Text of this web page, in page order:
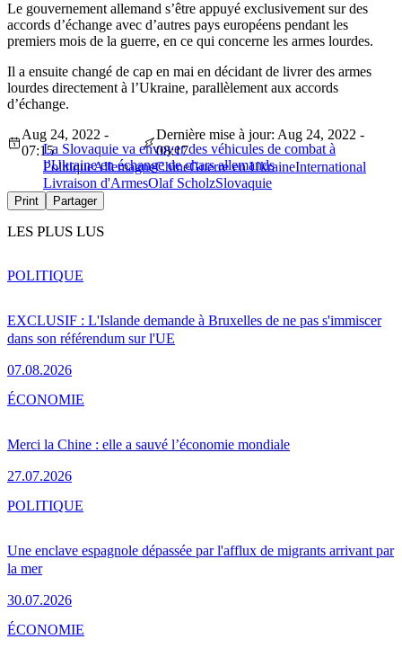
Le gouvernement allemand s’être appuyé exclusivement sur des
accords d’échange avec d’autres pays européens pendant les
premiers mois de la guerre, en ce qui concerne les armes lourdes.
Il a ensuite changé de cap en mai en décidant de livrer des armes
lourdes directement à l’Ukraine, parallèlement aux accords
d’échange.
La Slovaquie va envoyer des véhicules de combat à
l’Ukraine en échange de chars allemands
Aug 24, 2022 -
07:15
Dernière mise à jour: Aug 24, 2022 -
08:17
PolitiqueAllemagneChineGuerre en UkraineInternational
Livraison d'ArmesOlaf ScholzSlovaquie
Print Partager
LES PLUS LUS
EXCLUSIF : L'Islande demande à Bruxelles de ne pas s'immiscer
dans son référendum sur l'UE
07.08.2026
POLITIQUE
Merci la Chine : elle a sauvé l’économie mondiale
27.07.2026
ÉCONOMIE
Une enclave espagnole dépassée par l'afflux de migrants arrivant par
la mer
30.07.2026
POLITIQUE
ÉCONOMIE